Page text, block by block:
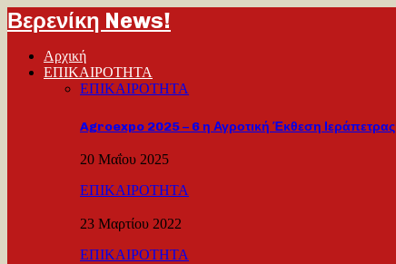
Βερενίκη News!
Αρχική
ΕΠΙΚΑΙΡΟΤΗΤΑ
ΕΠΙΚΑΙΡΟΤΗΤΑ
Agroexpo 2025 – 6 η Αγροτική Έκθεση Ιεράπετρας
20 Μαΐου 2025
ΕΠΙΚΑΙΡΟΤΗΤΑ
23 Μαρτίου 2022
ΕΠΙΚΑΙΡΟΤΗΤΑ